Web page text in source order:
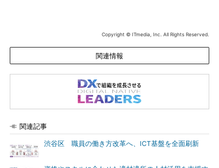
Copyright © ITmedia, Inc. All Rights Reserved.
関連情報
関連記事
渋谷区 職員の働き方改革へ、ICT基盤を全面刷新